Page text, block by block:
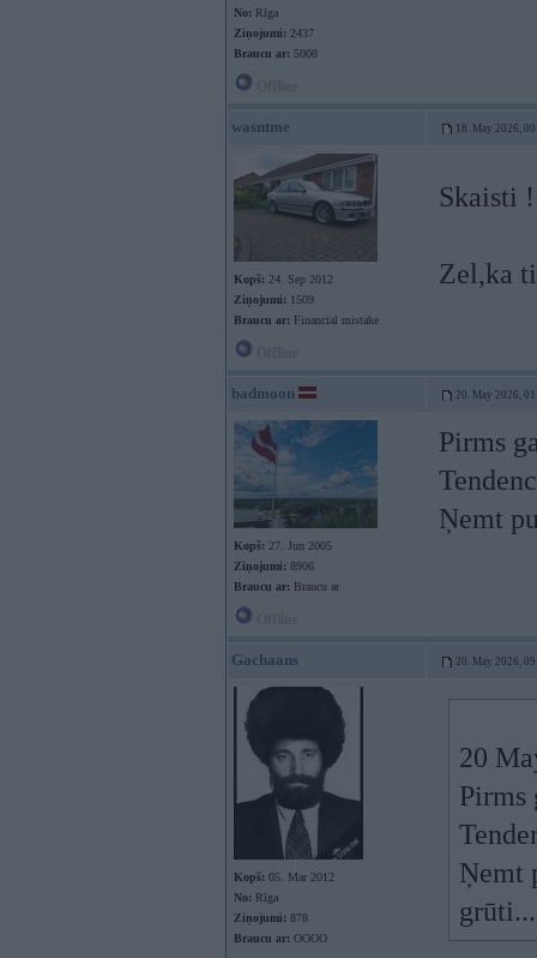
No: Rīga
Ziņojumi: 2437
Braucu ar: 5008
wasntme 18. May 2026,
Kopš: 24. Sep 2012
Ziņojumi: 1509
Braucu ar: Financial mistake
Skaisti
Zel,ka
badmoon 20. May 2026,
Kopš: 27. Jun 2005
Ziņojumi: 8906
Braucu ar: Braucu ar
Pirms
Ņemt
Gachaans 20. May 2026,
Kopš: 05. Mar 2012
No: Rīga
Ziņojumi: 878
Braucu ar: OOOO
20
Pirms
Ņemt
grūti...